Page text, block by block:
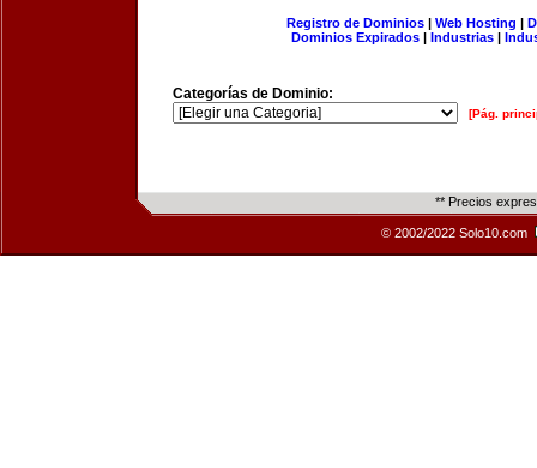
Registro de Dominios| Web Hosting |
Dominios Expirados | Industrias |
Categorías de Dominio:
[Pág.
** Precios
© 2002/2022 Solo10.com